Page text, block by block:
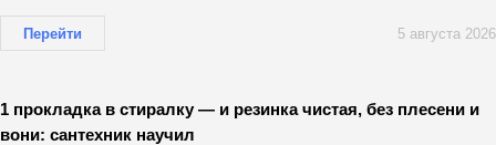
Перейти 5 августа 2026
1 прокладка в стиралку — и резинка чистая, без плесени и
вони: сантехник научил